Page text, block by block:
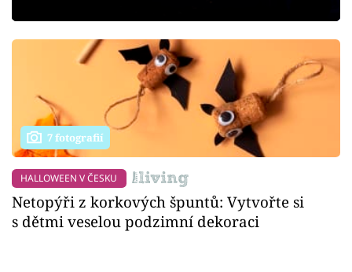
7 fotografií
HALLOWEEN V ČESKU
Netopýři z korkových špuntů: Vytvořte si
s dětmi veselou podzimní dekoraci